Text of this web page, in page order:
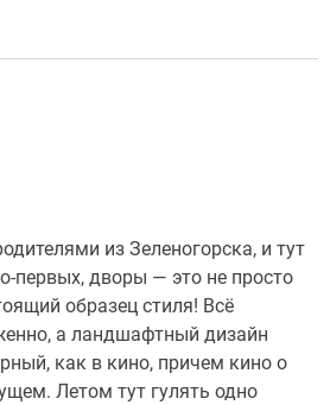
из Зеленогорска, и тут
первых, дворы — это не просто
образец стиля! Всё
а ландшафтный дизайн
как в кино, причем кино о
Летом тут гулять одно